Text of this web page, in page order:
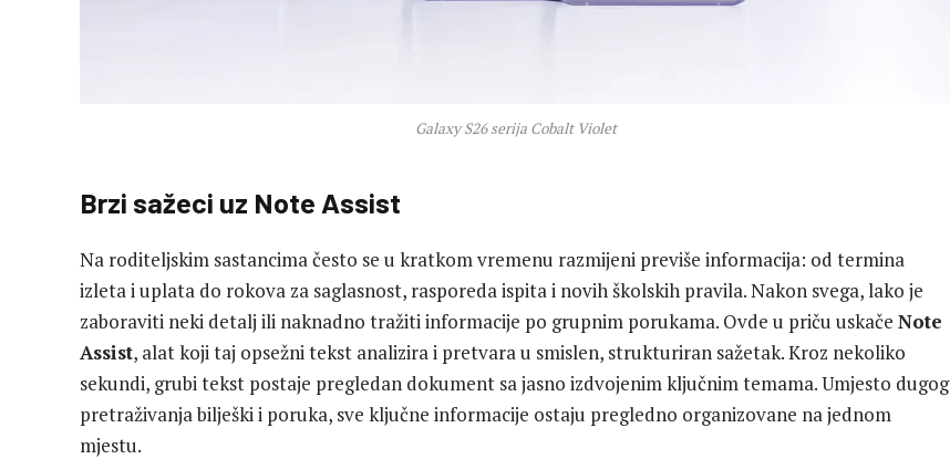
Galaxy S26 serija Cobalt Violet
Brzi sažeci uz Note Assist
Na roditeljskim sastancima često se u kratkom vremenu razmijeni previše informacija: od termina
izleta i uplata do rokova za saglasnost, rasporeda ispita i novih školskih pravila. Nakon svega, lako je
zaboraviti neki detalj ili naknadno tražiti informacije po grupnim porukama. Ovde u priču uskače Note
Assist, alat koji taj opsežni tekst analizira i pretvara u smislen, strukturiran sažetak. Kroz nekoliko
sekundi, grubi tekst postaje pregledan dokument sa jasno izdvojenim ključnim temama. Umjesto dugog
pretraživanja bilješki i poruka, sve ključne informacije ostaju pregledno organizovane na jednom
mjestu.